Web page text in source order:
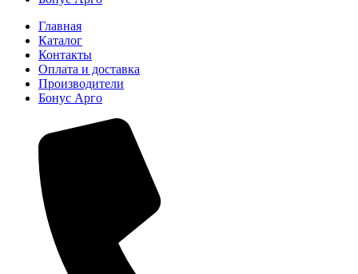
Главная
Каталог
Контакты
Оплата и доставка
Производители
Бонус Арго